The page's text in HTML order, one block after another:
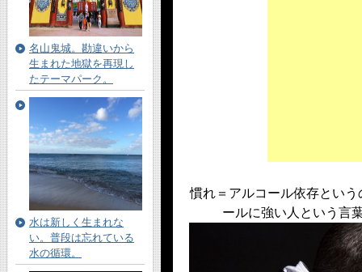
慣れ＝アルコール依存とい
ールに強い人という言
名山鬼城。勘違いから
生まれた地獄を再現し
たテーマパーク。
水は新しく生まれな
い。普段は忘れている
水の循環。